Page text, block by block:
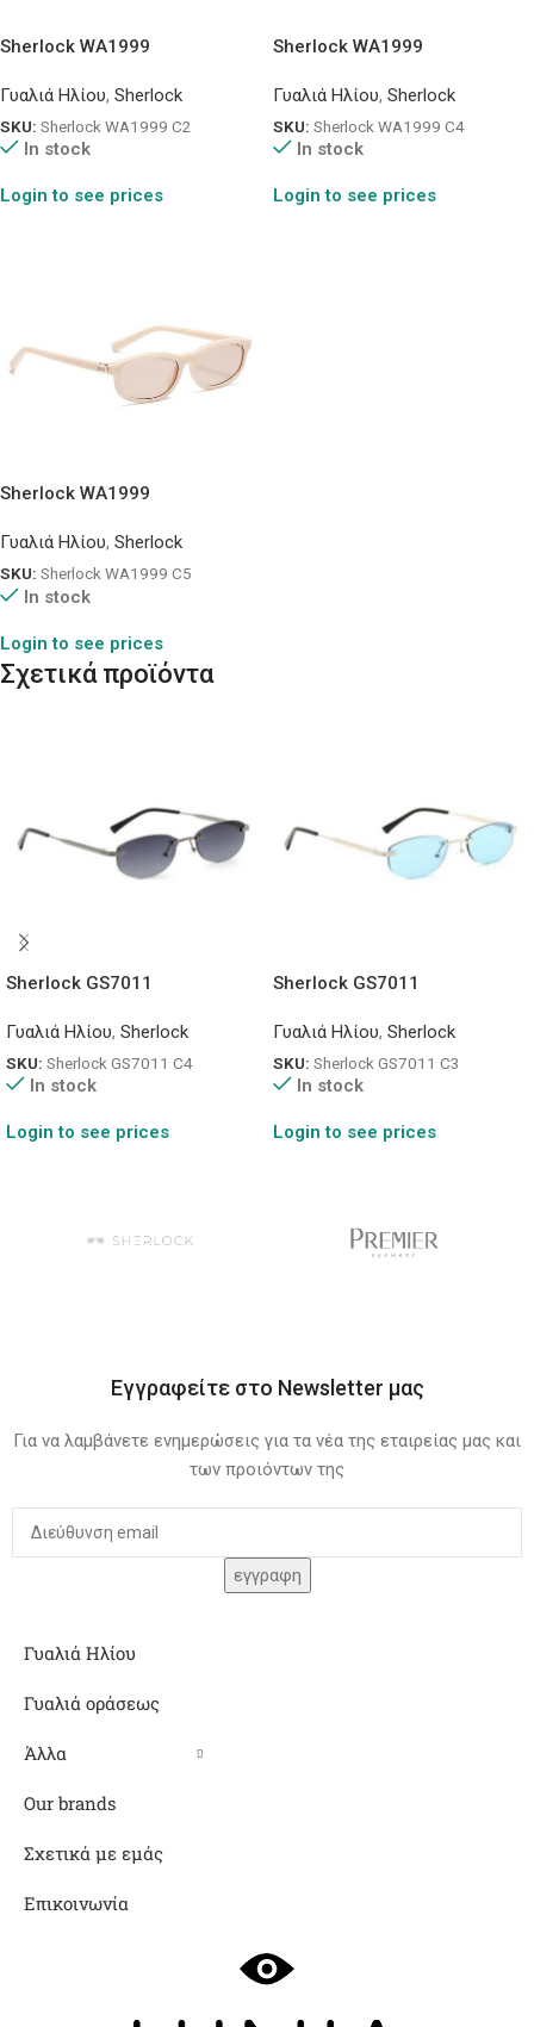
Sherlock WA1999
Γυαλιά Ηλίου, Sherlock
SKU: Sherlock WA1999 C2
In stock
Login to see prices
Sherlock WA1999
Γυαλιά Ηλίου, Sherlock
SKU: Sherlock WA1999 C4
In stock
Login to see prices
Sherlock WA1999
Γυαλιά Ηλίου, Sherlock
SKU: Sherlock WA1999 C5
In stock
Login to see prices
Σχετικά προϊόντα
Sherlock GS7011
Γυαλιά Ηλίου, Sherlock
SKU: Sherlock GS7011 C4
In stock
Login to see prices
Sherlock GS7011
Γυαλιά Ηλίου, Sherlock
SKU: Sherlock GS7011 C3
In stock
Login to see prices
Εγγραφείτε στο Newsletter μας
Για να λαμβάνετε ενημερώσεις για τα νέα της εταιρείας μας και
των προιόντων της
Γυαλιά Ηλίου
Γυαλιά οράσεως
Άλλα
Our brands
Σχετικά με εμάς
Επικοινωνία